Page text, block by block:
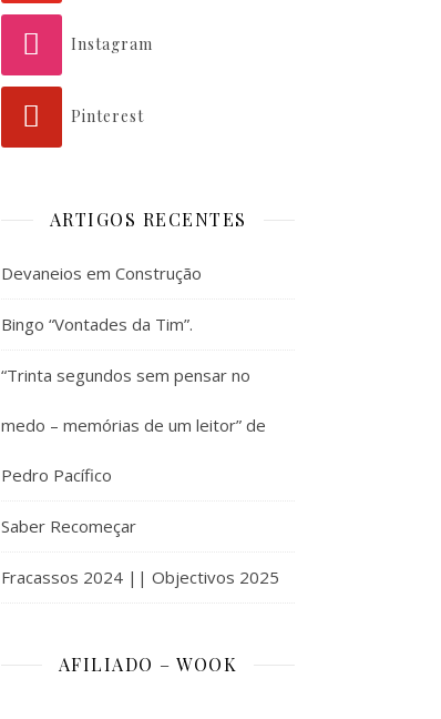
Instagram
Pinterest
ARTIGOS RECENTES
Devaneios em Construção
Bingo “Vontades da Tim”.
“Trinta segundos sem pensar no
medo – memórias de um leitor” de
Pedro Pacífico
Saber Recomeçar
Fracassos 2024 || Objectivos 2025
AFILIADO – WOOK